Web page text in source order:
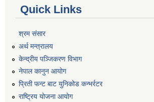
Quick Links
श्रम संसार
अर्थ मन्त्रालय
केन्द्रीय पञ्जिकरण विभाग
नेपाल कानुन आयोग
प्रिती फन्ट बाट युनिकोड कन्भर्रटर
राष्ट्रिय योजना आयोग